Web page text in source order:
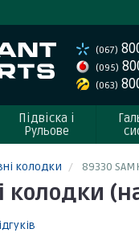
(067)
(095)
(063)
Підвіска і
Рульове
колодки 89330
колодки